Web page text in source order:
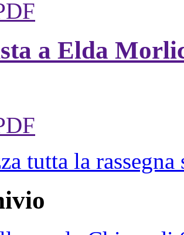
a Elda
tutta la rassegna